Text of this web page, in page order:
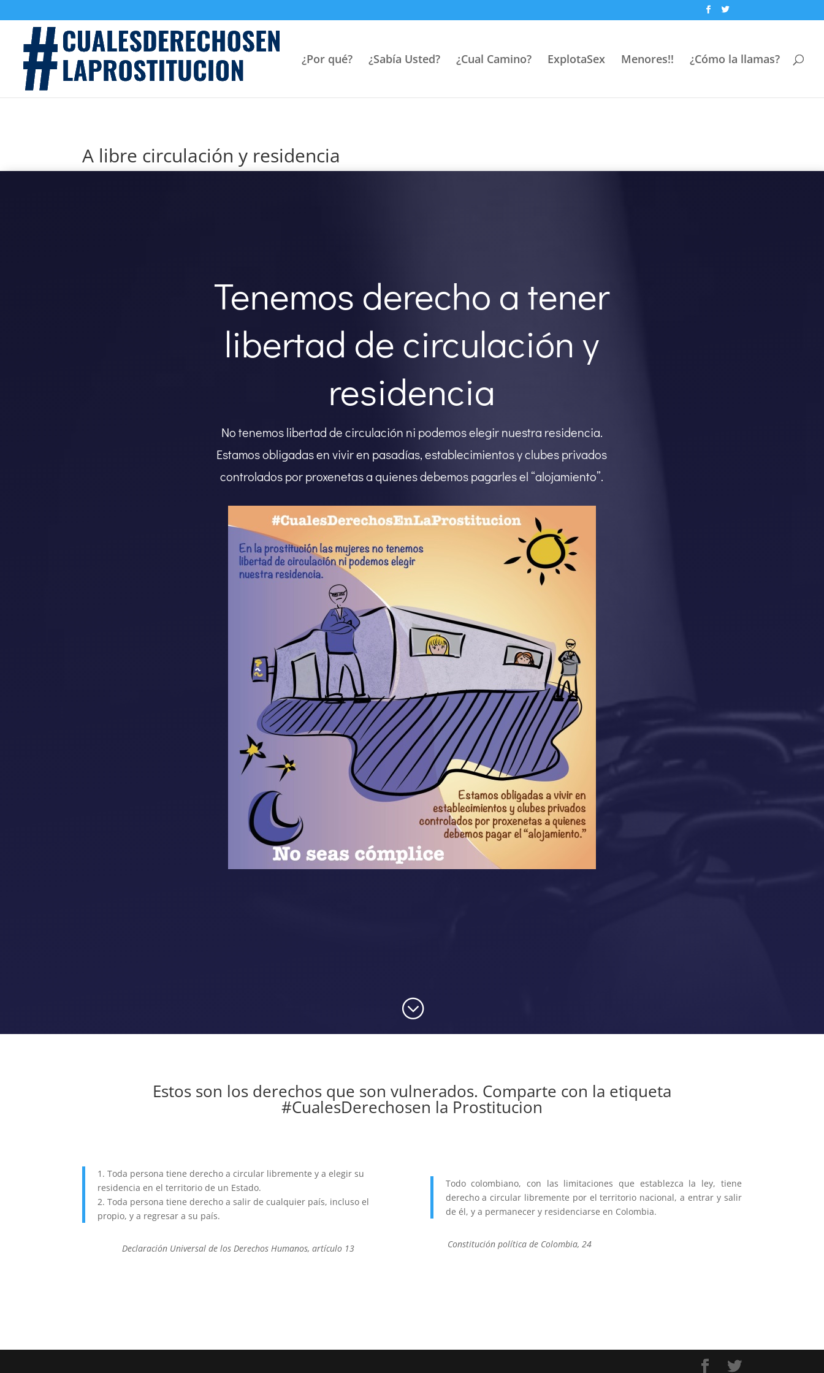
¿Por qué? ¿Sabía Usted? ¿Cual Camino? ExplotaSex Menores!! ¿Cómo la llamas?
A libre circulación y residencia
Tenemos derecho a tener
libertad de circulación y
residencia
No tenemos libertad de circulación ni podemos elegir nuestra residencia.
Estamos obligadas en vivir en pasadías, establecimientos y clubes privados
controlados por proxenetas a quienes debemos pagarles el “alojamiento”.
;
Estos son los derechos que son vulnerados. Comparte con la etiqueta
#CualesDerechosen la Prostitucion
1. Toda persona tiene derecho a circular libremente y a elegir su
residencia en el territorio de un Estado.
2. Toda persona tiene derecho a salir de cualquier país, incluso el
propio, y a regresar a su país.
Declaración Universal de los Derechos Humanos, artículo 13
Todo colombiano, con las limitaciones que establezca la ley, tiene
derecho a circular libremente por el territorio nacional, a entrar y salir
de él, y a permanecer y residenciarse en Colombia.
Constitución política de Colombia, 24